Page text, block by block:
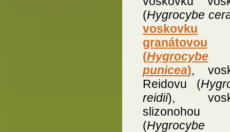
(Hygrocybe
voskovku
granátovou
(Hygrocybe
punicea),
Reidovu (
reidii),
slizonohou
(Hygrocybe